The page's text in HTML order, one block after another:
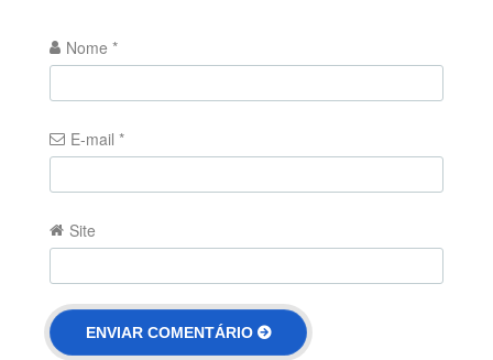
Nome *
E-mail *
Site